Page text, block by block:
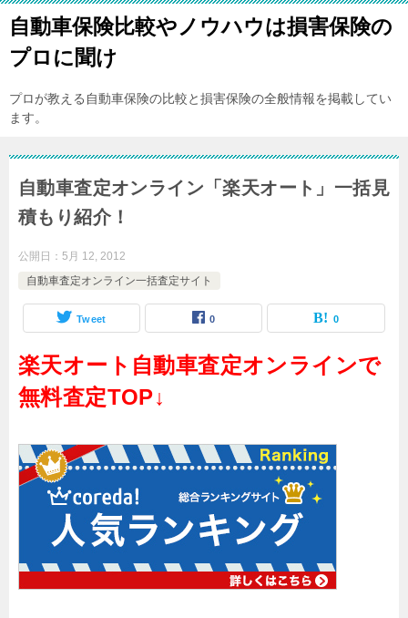
自動車保険比較やノウハウは損害保険の
プロに聞け
プロが教える自動車保険の比較と損害保険の全般情報を掲載してい
ます。
自動車査定オンライン「楽天オート」一括見
積もり紹介！
公開日： 5月 12, 2012
自動車査定オンライン一括査定サイト
Tweet 0 0
楽天オート自動車査定オンラインで
無料査定TOP↓